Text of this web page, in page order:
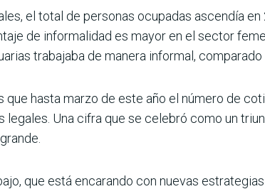
el total de personas ocupadas ascendía
de informalidad es mayor en el sector
trabajaba de manera informal, com­parado
que hasta marzo de este año el número de
legales. Una cifra que se celebró como un
que está encarando con nuevas